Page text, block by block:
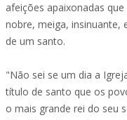
afeições apaixonadas
nobre, meiga,
de um santo.
"Não sei se um dia a
título de santo que os
o mais grande rei do seu